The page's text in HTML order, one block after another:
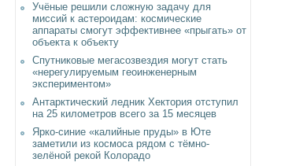
Учёные решили сложную задачу для
миссий к астероидам: космические
аппараты смогут эффективнее «прыгать» от
объекта к объекту
Спутниковые мегасозвездия могут стать
«нерегулируемым геоинженерным
экспериментом»
Антарктический ледник Хектория отступил
на 25 километров всего за 15 месяцев
Ярко-синие «калийные пруды» в Юте
заметили из космоса рядом с тёмно-
зелёной рекой Колорадо